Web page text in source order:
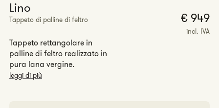
Lino
Tappeto di palline di feltro € 949
incl. IVA
Tappeto rettangolare in
palline di feltro realizzato in
pura lana vergine.
leggi di più